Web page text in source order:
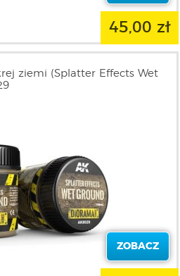
45,00 zł
ziemi (Splatter Effects Wet
ZOBACZ